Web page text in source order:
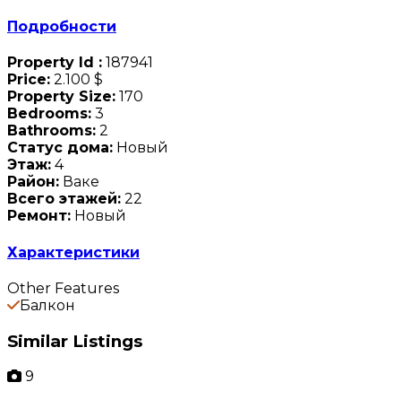
Подробности
Property Id : 187941
Price: 2.100 $
Property Size: 170
Bedrooms: 3
Bathrooms: 2
Статус дома: Новый
Этаж: 4
Район: Ваке
Всего этажей: 22
Ремонт: Новый
Характеристики
Other Features
Балкон
Similar Listings
9